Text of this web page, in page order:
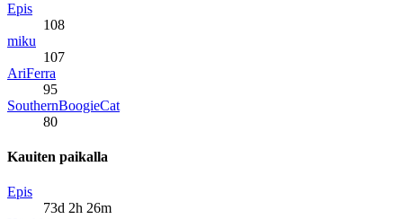
Epis
108
miku
107
AriFerra
95
SouthernBoogieCat
80
Kauiten paikalla
Epis
73d 2h 26m